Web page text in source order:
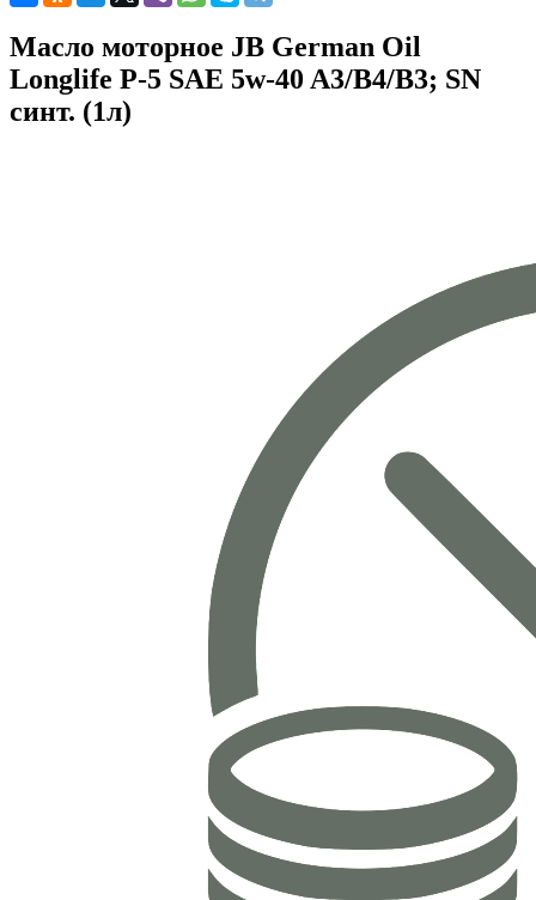
Масло моторное JB German Oil
Longlife P-5 SAE 5w-40 A3/B4/B3; SN
синт. (1л)